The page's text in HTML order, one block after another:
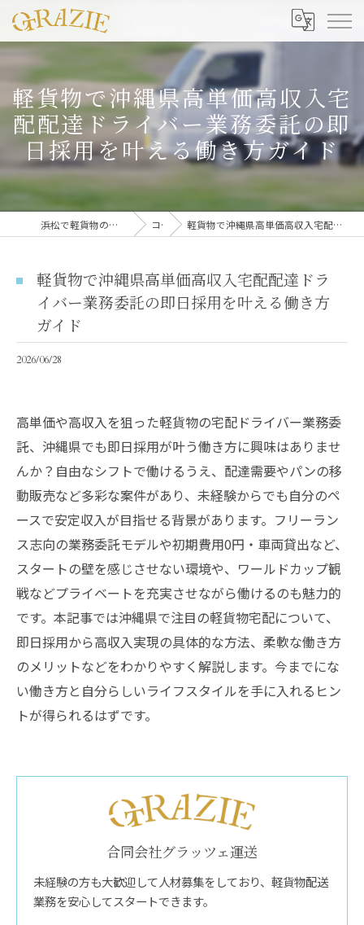
軽貨物で沖縄県高単価高収入宅
配配達ドライバー業務委託の即
日採用を叶える働き方ガイド
浜松で軽貨物の募集なら合同会社グラッツェ運送 コラム 軽貨物で沖縄県高単価高収入宅配配達ドライバー業務委託の即日採用を叶える働き方ガイド
軽貨物で沖縄県高単価高収入宅配配達ドラ
イバー業務委託の即日採用を叶える働き方
ガイド
2026/06/28
高単価や高収入を狙った軽貨物の宅配ドライバー業務委
託、沖縄県でも即日採用が叶う働き方に興味はありませ
んか？自由なシフトで働けるうえ、配達需要やパンの移
動販売など多彩な案件があり、未経験からでも自分のペ
ースで安定収入が目指せる背景があります。フリーラン
ス志向の業務委託モデルや初期費用0円・車両貸出など、
スタートの壁を感じさせない環境や、ワールドカップ観
戦などプライベートを充実させながら働けるのも魅力的
です。本記事では沖縄県で注目の軽貨物宅配について、
即日採用から高収入実現の具体的な方法、柔軟な働き方
のメリットなどをわかりやすく解説します。今までにな
い働き方と自分らしいライフスタイルを手に入れるヒン
トが得られるはずです。
合同会社グラッツェ運送
未経験の方も大歓迎して人材募集をしており、軽貨物配送
業務を安心してスタートできます。